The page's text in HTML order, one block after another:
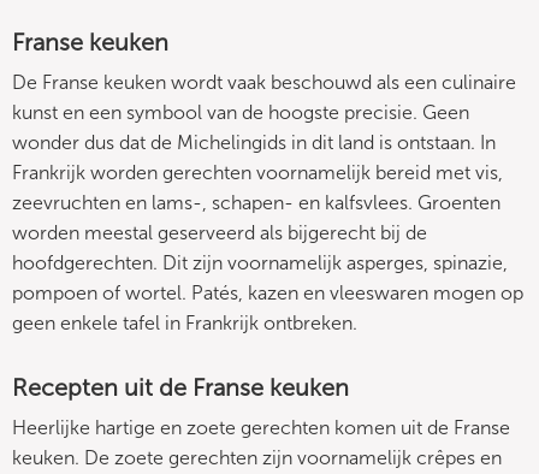
Franse keuken
De Franse keuken wordt vaak beschouwd als een culinaire
kunst en een symbool van de hoogste precisie. Geen
wonder dus dat de Michelingids in dit land is ontstaan. In
Frankrijk worden gerechten voornamelijk bereid met vis,
zeevruchten en lams-, schapen- en kalfsvlees. Groenten
worden meestal geserveerd als bijgerecht bij de
hoofdgerechten. Dit zijn voornamelijk asperges, spinazie,
pompoen of wortel. Patés, kazen en vleeswaren mogen op
geen enkele tafel in Frankrijk ontbreken.
Recepten uit de Franse keuken
Heerlijke hartige en zoete gerechten komen uit de Franse
keuken. De zoete gerechten zijn voornamelijk crêpes en